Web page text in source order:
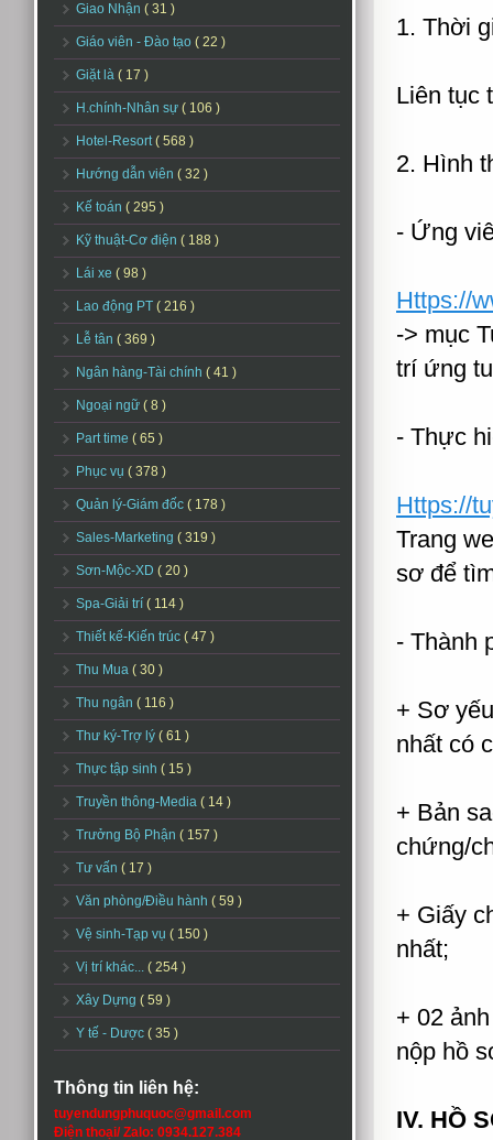
Giao Nhận ( 31 )
Giáo viên - Đào tạo ( 22 )
Giặt là ( 17 )
H.chính-Nhân sự ( 106 )
Hotel-Resort( 568 )
Hướng dẫn viên ( 32 )
Kế toán ( 295 )
Kỹ thuật-Cơ điện ( 188 )
Lái xe ( 98 )
Lao động PT ( 216 )
Lễ tân ( 369 )
Ngân hàng-Tài chính ( 41 )
Ngoại ngữ ( 8 )
Part time ( 65 )
Phục vụ ( 378 )
Quản lý-Giám đốc ( 178 )
Sales-Marketing ( 319 )
Sơn-Mộc-XD ( 20 )
Spa-Giải trí ( 114 )
Thiết kế-Kiến trúc ( 47 )
Thu Mua ( 30 )
Thu ngân ( 116 )
Thư ký-Trợ lý ( 61 )
Thực tập sinh ( 15 )
Truyền thông-Media ( 14 )
Trưởng Bộ Phận ( 157 )
Tư vấn ( 17 )
Văn phòng/Điều hành ( 59 )
Vệ sinh-Tạp vụ ( 150 )
Vị trí khác... ( 254 )
Xây Dựng ( 59 )
Y tế - Dược ( 35 )
Thông tin liên hệ:
tuyendungphuquoc@gmail.com
Điện thoại/ Zalo: 0934.127.384
1. Thời
Liên tục
2. Hình
- Ứng
Https://
-> mục
trí ứng
- Thực
Https://
Trang
sơ để
- Thành
+ Sơ
nhất có
+ Bản
chứng/
+ Giấy
nhất;
+ 02
nộp hồ
IV. HỒ